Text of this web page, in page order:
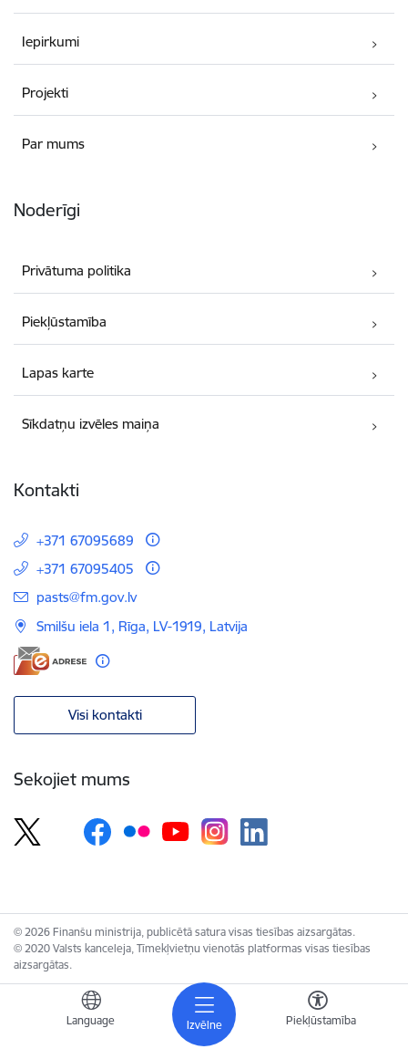
Izvēlne
Language Piekļūstamība
Iepirkumi
Projekti
Par mums
Noderīgi
Privātuma politika
Piekļūstamība
Lapas karte
Sīkdatņu izvēles maiņa
Kontakti
+371 67095689
+371 67095405
E-pasts:
pasts@fm.gov.lv
Smilšu iela 1, Rīga, LV-1919, Latvija
Visi kontakti
Sekojiet mums
© 2026 Finanšu ministrija, publicētā satura visas tiesības aizsargātas.
© 2020 Valsts kanceleja, Tīmekļvietņu vienotās platformas visas tiesības
aizsargātas.